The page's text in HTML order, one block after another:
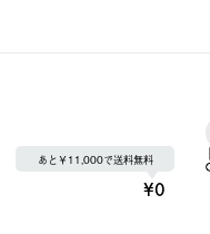
あと￥11,000で送料無料
¥0